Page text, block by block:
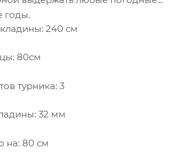
годы.
240 см
80см
турника: 3
32 мм
на: 80 см